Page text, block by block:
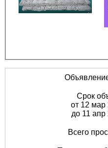
Срок
от 12 мар
до 11 апр
Всего